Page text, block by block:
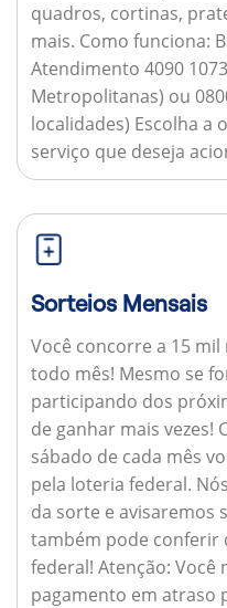
quadros, cortinas,
mais. Como funciona:
Atendimento 4090
Metropolitanas) ou
localidades) Escolha a
serviço que deseja
Sorteios Mensais
Você concorre a 15
todo mês! Mesmo se
participando dos
de ganhar mais vezes!
sábado de cada mês
pela loteria federal.
da sorte e avisaremos
também pode conferir
federal! Atenção: Você
pagamento em atraso